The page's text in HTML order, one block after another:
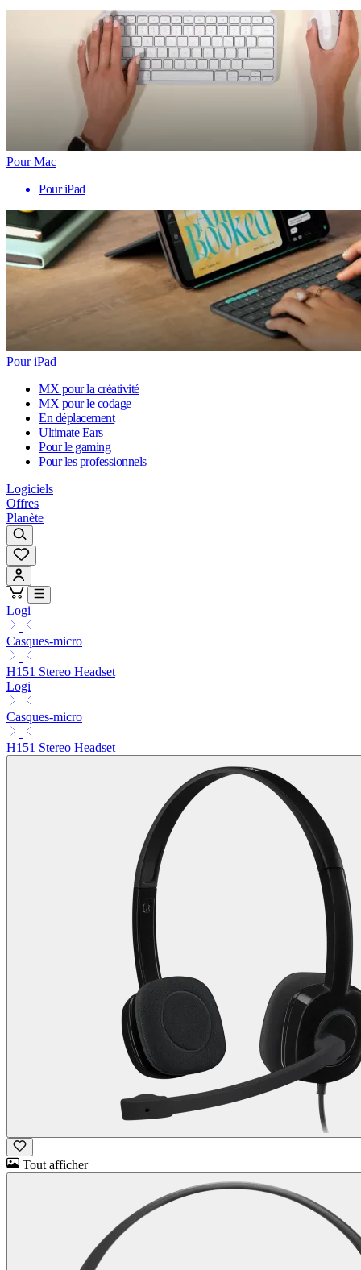
Pour Mac
Pour iPad
Pour iPad
MX pour la créativité
MX pour le codage
En déplacement
Ultimate Ears
Pour le gaming
Pour les professionnels
Logiciels
Offres
Planète
Logi
Casques-micro
H151 Stereo Headset
Logi
Casques-micro
H151 Stereo Headset
Tout afficher